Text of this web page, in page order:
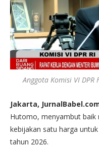
Anggota Komisi VI
Jakarta,
Hutomo, menyambut baik
kebijakan satu harga
tahun 2026.